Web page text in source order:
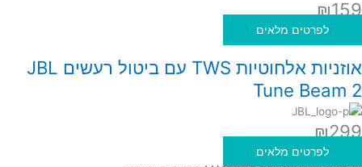
₪159
לפרטים מלאים
אוזניות אלחוטיות TWS עם ביטול רעשים JBL
Tune Beam 2
₪299
לפרטים מלאים